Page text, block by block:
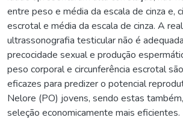
entre peso e média da escala de cinza e,
escrotal e média da escala de cinza. A
ultrassonografia testicular não é
precocidade sexual e produção
peso corporal e circunferência escrotal
eficazes para predizer o potencial
Nelore (PO) jovens, sendo estas
seleção economicamente mais eficientes.